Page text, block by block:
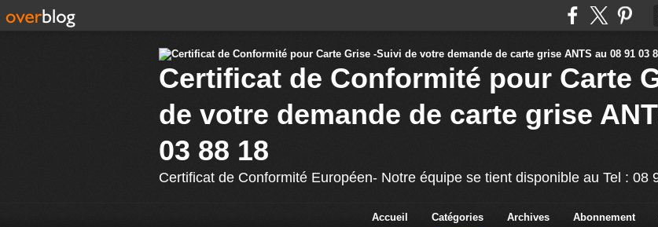
Certificat de Conformité pour Carte
de votre demande de carte grise
03 88 18
Certificat de Conformité Européen- Notre équipe se tient disponible au Tel : 08
Accueil Catégories Archives Abonnement